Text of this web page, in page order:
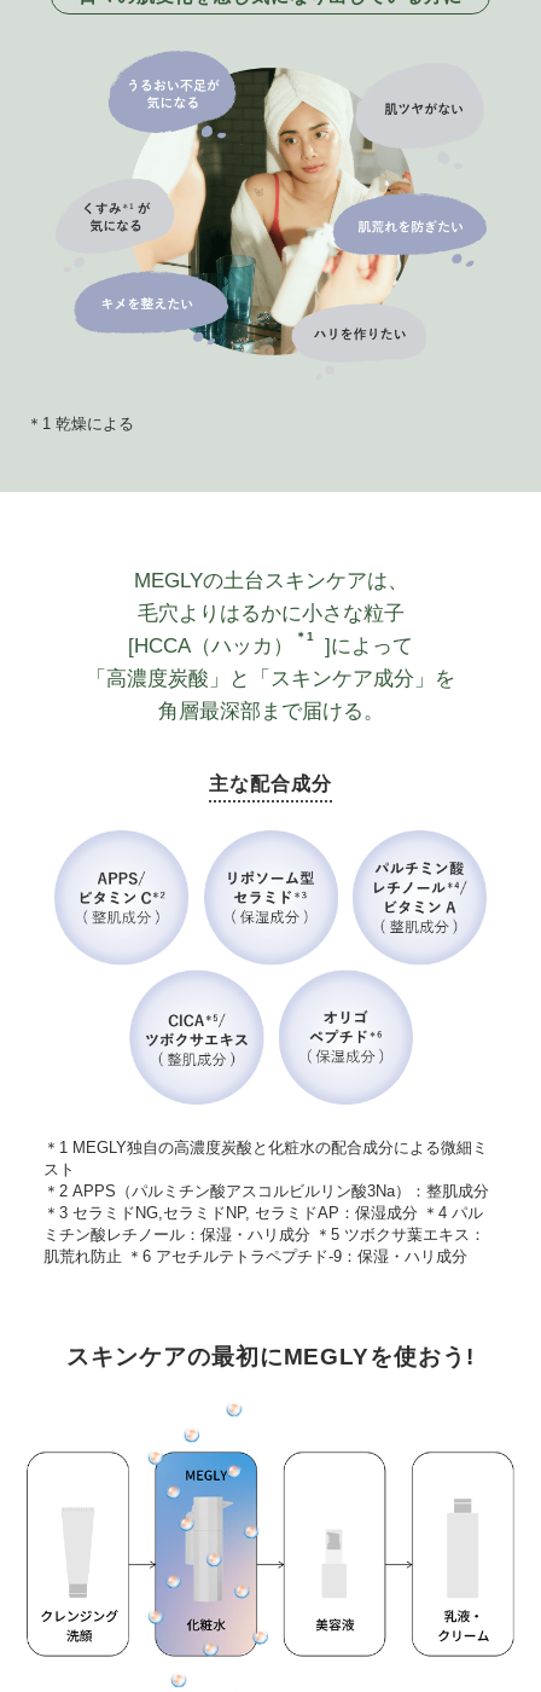
＊1 乾燥による
MEGLYの土台スキンケアは、
毛穴よりはるかに小さな粒子
[HCCA（ハッカ）
＊1
]によって
「高濃度炭酸」と「スキンケア成分」を
角層最深部まで届ける。
主な配合成分
＊1 MEGLY独自の高濃度炭酸と化粧水の配合成分による微細ミ
スト
＊2 APPS（パルミチン酸アスコルビルリン酸3Na）：整肌成分
＊3 セラミドNG,セラミドNP, セラミドAP：保湿成分 ＊4 パル
ミチン酸レチノール：保湿・ハリ成分 ＊5 ツボクサ葉エキス：
肌荒れ防止 ＊6 アセチルテトラペプチド-9：保湿・ハリ成分
スキンケアの最初にMEGLYを使おう!